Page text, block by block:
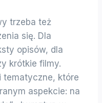
trzeba też
się. Dla
opisów, dla
krótkie filmy.
tematyczne, które
aspekcie: na